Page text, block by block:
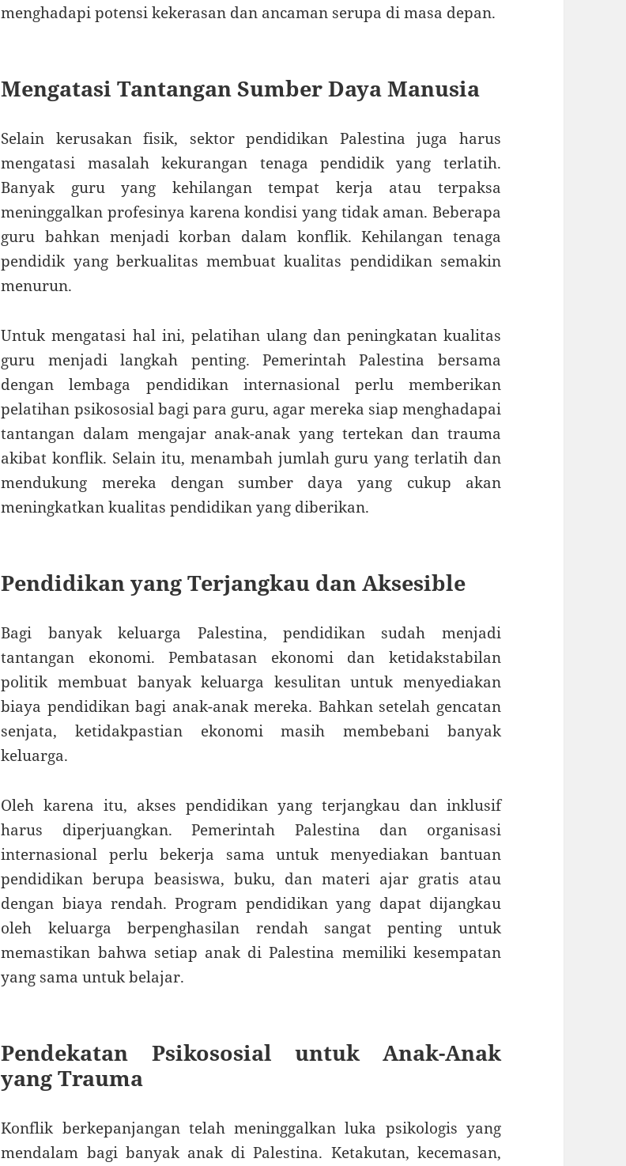
menghadapi potensi kekerasan dan ancaman serupa di masa depan.
Mengatasi Tantangan Sumber Daya Manusia
Selain kerusakan fisik, sektor pendidikan Palestina juga harus
mengatasi masalah kekurangan tenaga pendidik yang terlatih.
Banyak guru yang kehilangan tempat kerja atau terpaksa
meninggalkan profesinya karena kondisi yang tidak aman. Beberapa
guru bahkan menjadi korban dalam konflik. Kehilangan tenaga
pendidik yang berkualitas membuat kualitas pendidikan semakin
menurun.
Untuk mengatasi hal ini, pelatihan ulang dan peningkatan kualitas
guru menjadi langkah penting. Pemerintah Palestina bersama
dengan lembaga pendidikan internasional perlu memberikan
pelatihan psikososial bagi para guru, agar mereka siap menghadapai
tantangan dalam mengajar anak-anak yang tertekan dan trauma
akibat konflik. Selain itu, menambah jumlah guru yang terlatih dan
mendukung mereka dengan sumber daya yang cukup akan
meningkatkan kualitas pendidikan yang diberikan.
Pendidikan yang Terjangkau dan Aksesible
Bagi banyak keluarga Palestina, pendidikan sudah menjadi
tantangan ekonomi. Pembatasan ekonomi dan ketidakstabilan
politik membuat banyak keluarga kesulitan untuk menyediakan
biaya pendidikan bagi anak-anak mereka. Bahkan setelah gencatan
senjata, ketidakpastian ekonomi masih membebani banyak
keluarga.
Oleh karena itu, akses pendidikan yang terjangkau dan inklusif
harus diperjuangkan. Pemerintah Palestina dan organisasi
internasional perlu bekerja sama untuk menyediakan bantuan
pendidikan berupa beasiswa, buku, dan materi ajar gratis atau
dengan biaya rendah. Program pendidikan yang dapat dijangkau
oleh keluarga berpenghasilan rendah sangat penting untuk
memastikan bahwa setiap anak di Palestina memiliki kesempatan
yang sama untuk belajar.
Pendekatan Psikososial untuk Anak-Anak
yang Trauma
Konflik berkepanjangan telah meninggalkan luka psikologis yang
mendalam bagi banyak anak di Palestina. Ketakutan, kecemasan,